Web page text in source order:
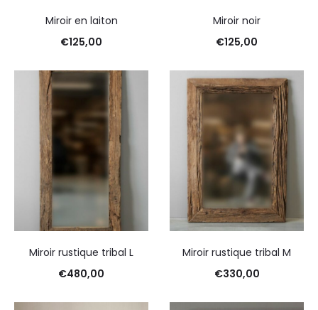
Miroir en laiton
€125,00
Miroir noir
€125,00
Miroir rustique tribal L
€480,00
Miroir rustique tribal M
€330,00